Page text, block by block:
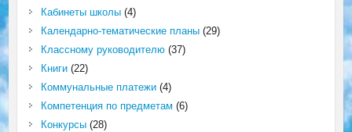
Кабинеты школы(4)
Календарно-тематические планы(29)
Классному руководителю(37)
Книги(22)
Коммунальные платежи(4)
Компетенция по предметам (6)
Конкурсы(28)